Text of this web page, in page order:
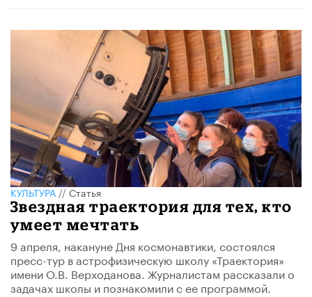
КУЛЬТУРА//Статья
Звездная траектория для тех, кто
умеет мечтать
9 апреля, накануне Дня космонавтики, состоялся
пресс-тур в астрофизическую школу «Траектория»
имени О.В. Верходанова. Журналистам рассказали о
задачах школы и познакомили с ее программой.